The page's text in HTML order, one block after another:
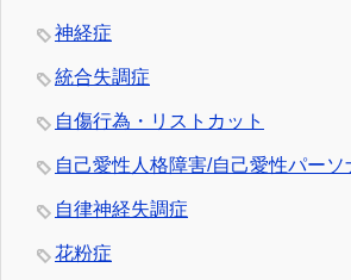
神経症
統合失調症
自傷行為・リストカット
自己愛性人格障害/自己愛性パー
自律神経失調症
花粉症